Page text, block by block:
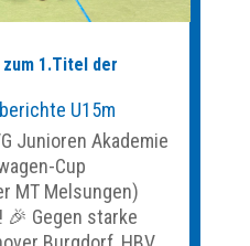
zum 1.Titel der
U15m
Junioren Akademie
Cup
MT Melsungen)
🎉 Gegen starke